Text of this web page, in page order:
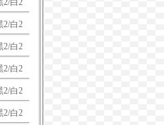
2/白2
2/白2
2/白2
2/白2
2/白2
2/白2